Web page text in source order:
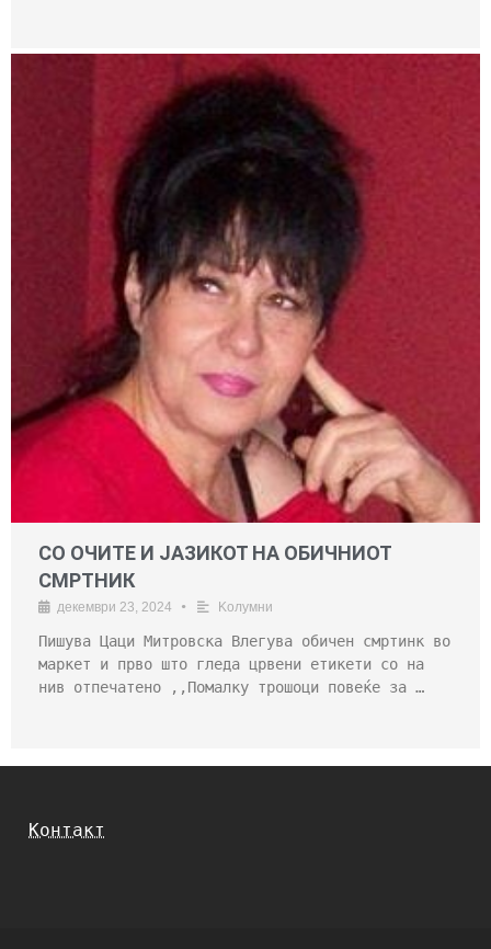
СО ОЧИТЕ И ЈАЗИКОТ НА ОБИЧНИОТ
СМРТНИК
декември 23, 2024 • Kолумни
Пишува Цаци Митровска Влегува обичен смртинк во
маркет и прво што гледа црвени етикети со на
нив отпечатено ,,Помалку трошоци повеќе за …
Контакт